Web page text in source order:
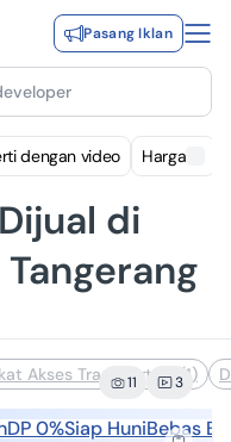
Pasang Iklan
dengan video Harga
di
Akses Transportasi (1)
11 3
DP 0%Siap HuniBebas